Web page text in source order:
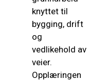
knyttet til
bygging, drift
og
vedlikehold av
veier.
Opplæringen